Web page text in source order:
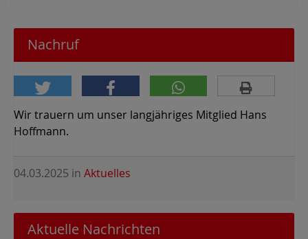
Nachruf
Wir trauern um unser langjähriges Mitglied Hans
Hoffmann.
04.03.2025 in Aktuelles
Aktuelle Nachrichten